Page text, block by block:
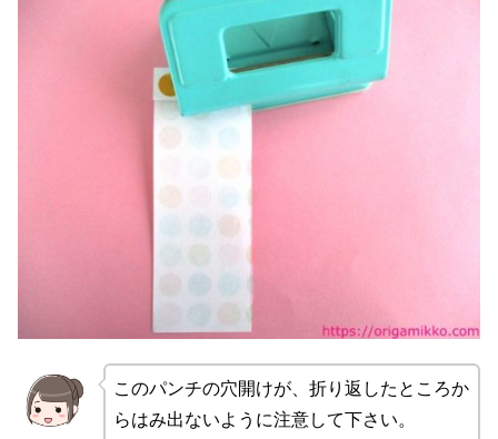
このパンチの穴開けが、折り返したところか
らはみ出ないように注意して下さい。